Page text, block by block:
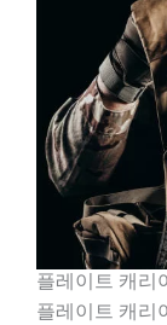
플레이트 캐리
플레이트 캐리